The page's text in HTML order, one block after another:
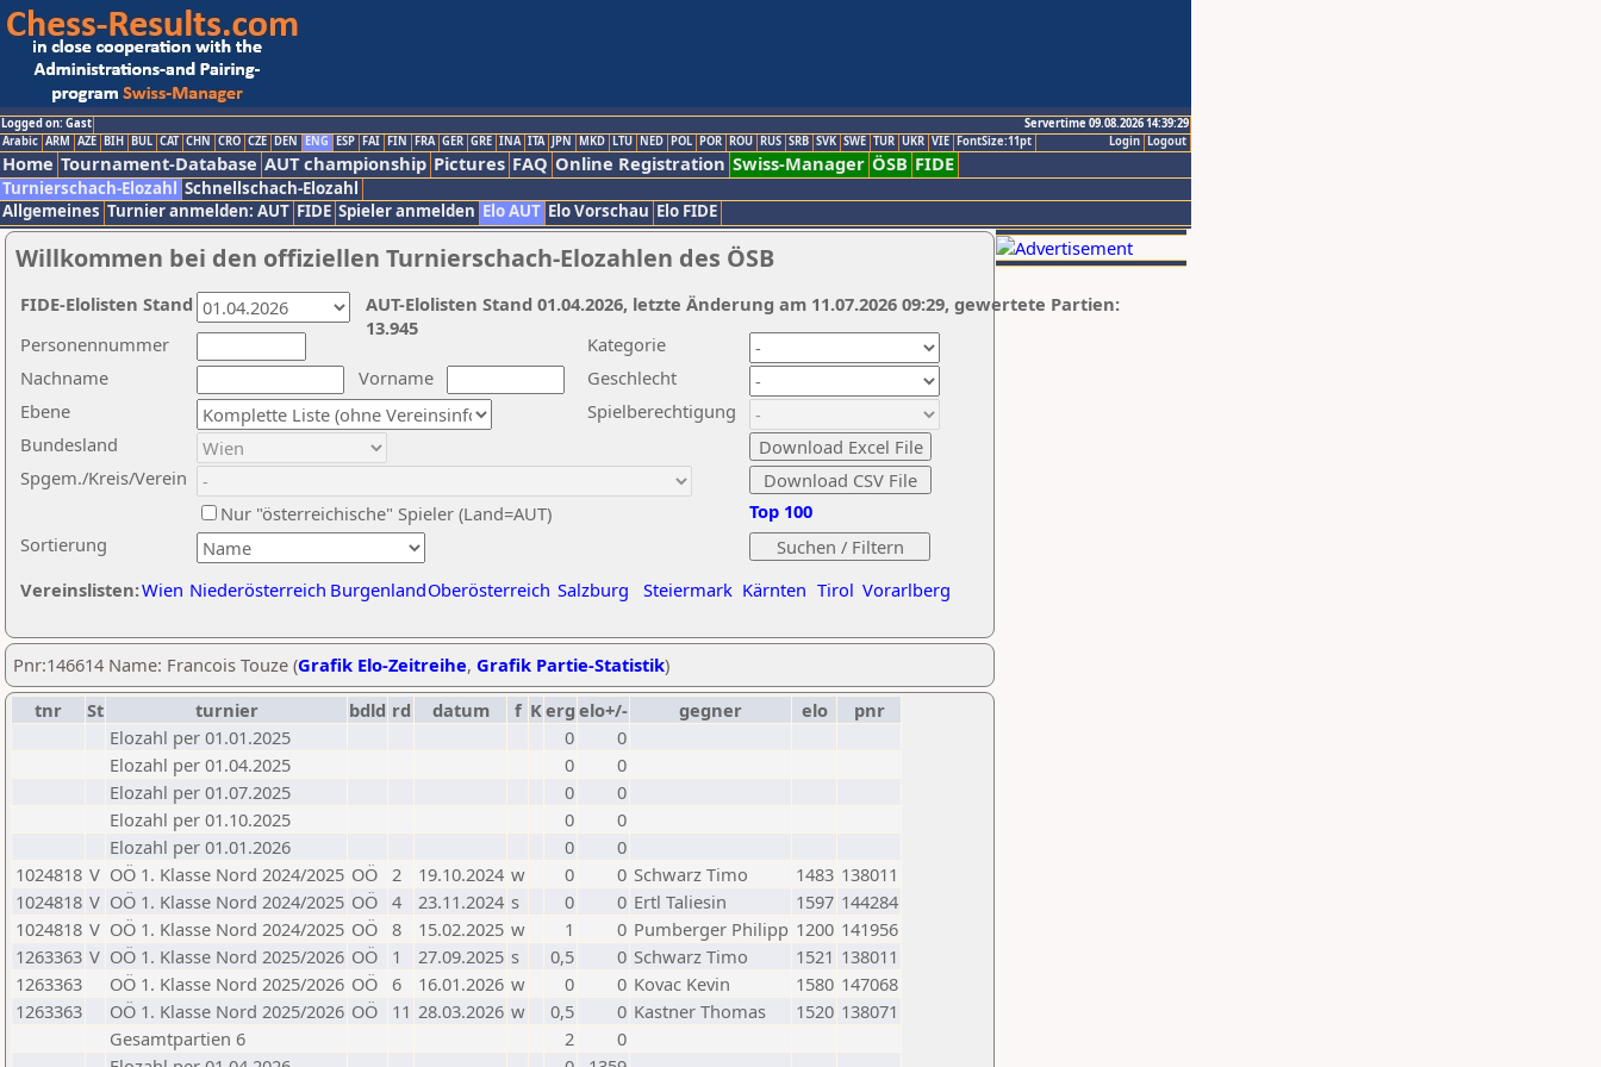
Logged on: Gast
Servertime 09.08.2026 14:39:29
Logout
Login
Arabic ARM AZE BIH BUL CAT CHN CRO CZE DEN ENG ESP FAI FIN FRA GER GRE INA ITA JPN MKD LTU NED POL POR ROU RUS SRB SVK SWE TUR UKR VIE FontSize:11pt
Home Tournament-Database AUT championship Pictures FAQ Online Registration Swiss-Manager ÖSB FIDE
Turnierschach-Elozahl Schnellschach-Elozahl
Allgemeines Turnier anmelden: AUT FIDE Spieler anmelden Elo AUT Elo Vorschau Elo FIDE
Willkommen bei den offiziellen Turnierschach-Elozahlen des ÖSB
Nachname
Vorname
Ebene
Kategorie
Sortierung
Personennummer
Bundesland
Spgem./Kreis/Verein
Geschlecht
Nur "österreichische" Spieler (Land=AUT)
Spielberechtigung
Vereinslisten:Wien Niederösterreich BurgenlandOberösterreich Salzburg Steiermark Kärnten Tirol Vorarlberg
Top 100
AUT-Elolisten Stand 01.04.2026, letzte Änderung am 11.07.2026 09:29, gewertete Partien:
13.945
FIDE-Elolisten Stand
Pnr:146614 Name: Francois Touze (Grafik Elo-Zeitreihe, Grafik Partie-Statistik)
tnr
St turnier bdld rd datum f Kerg elo+/- gegner elo
pnr
Elozahl per 01.01.2025
0
0
Elozahl per 01.04.2025
0
0
Elozahl per 01.07.2025
0
0
Elozahl per 01.10.2025
0
0
Elozahl per 01.01.2026
0
0
1024818 V OÖ 1. Klasse Nord 2024/2025 OÖ 2 19.10.2024 w 0 0 Schwarz Timo 1483 138011
1024818 V OÖ 1. Klasse Nord 2024/2025 OÖ 4 23.11.2024 s 0 0 Ertl Taliesin 1597 144284
1024818 V OÖ 1. Klasse Nord 2024/2025 OÖ 8 15.02.2025 w 1 0 Pumberger Philipp 1200 141956
1263363 V OÖ 1. Klasse Nord 2025/2026 OÖ 1 27.09.2025 s 0,5 0 Schwarz Timo 1521 138011
1263363
OÖ 1. Klasse Nord 2025/2026 OÖ 6 16.01.2026 w 0 0 Kovac Kevin 1580 147068
1263363
OÖ 1. Klasse Nord 2025/2026 OÖ 11 28.03.2026 w 0,5 0 Kastner Thomas 1520 138071
Gesamtpartien 6
2
0